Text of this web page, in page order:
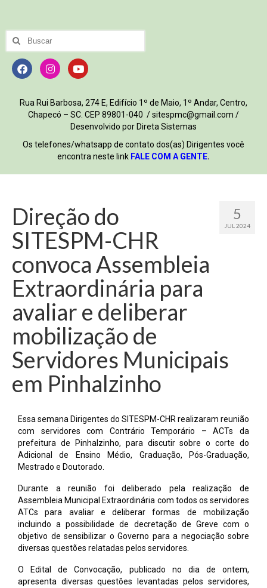
Rua Rui Barbosa, 274 E, Edifício 1º de Maio, 1º Andar, Centro,
Chapecó – SC. CEP 89801-040 / sitespmc@gmail.com /
Desenvolvido por Direta Sistemas
Os telefones/whatsapp de contato dos(as) Dirigentes você
encontra neste link FALE COM A GENTE.
5
JUL 2024
Direção do
SITESPM-CHR
convoca Assembleia
Extraordinária para
avaliar e deliberar
mobilização de
Servidores Municipais
em Pinhalzinho
Essa semana Dirigentes do SITESPM-CHR realizaram reunião
com servidores com Contrário Temporário – ACTs da
prefeitura de Pinhalzinho, para discutir sobre o corte do
Adicional de Ensino Médio, Graduação, Pós-Graduação,
Mestrado e Doutorado.
Durante a reunião foi deliberado pela realização de
Assembleia Municipal Extraordinária com todos os servidores
ATCs para avaliar e deliberar formas de mobilização
incluindo a possibilidade de decretação de Greve com o
objetivo de sensibilizar o Governo para a negociação sobre
diversas questões relatadas pelos servidores.
O Edital de Convocação, publicado no dia de ontem,
apresenta diversas questões levantadas pelos servidores,